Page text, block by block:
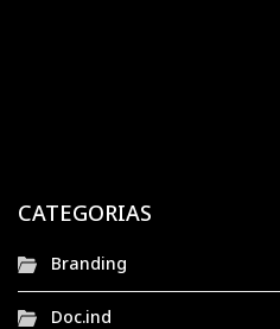
CATEGORIAS
Branding
Doc.ind